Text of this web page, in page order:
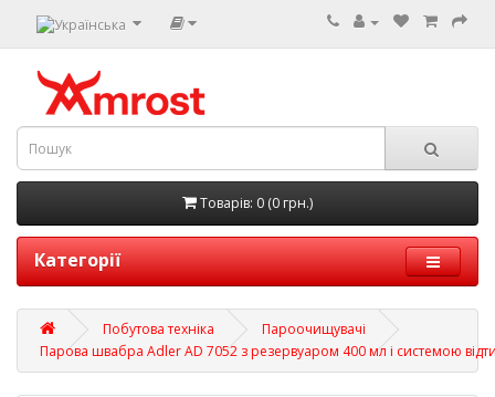
Товарів: 0 (0 грн.)
Категорії
Побутова техніка
Пароочищувачі
Парова швабра Adler AD 7052 з резервуаром 400 мл і системою